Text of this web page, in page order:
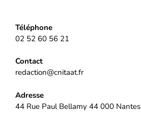
Téléphone
02 52 60 56 21
Contact
redaction@cnitaat.fr
Adresse
44 Rue Paul Bellamy 44 000 Nantes